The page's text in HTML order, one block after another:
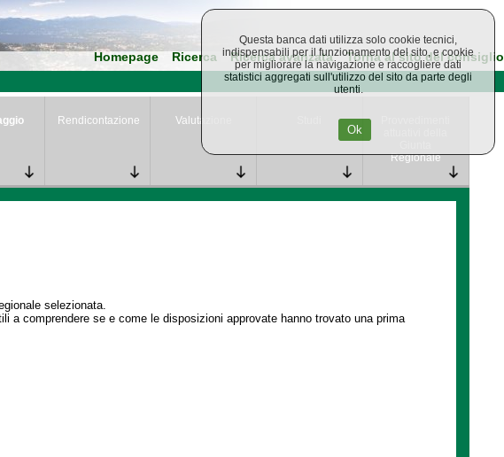
Homepage Ricerca Ricerca avanzata Torna al sito del consiglio
Rendicontazione Valutazione
Regionale
selezionata.
a comprendere se e come le disposizioni approvate hanno trovato una prima
Questa banca dati utilizza solo cookie tecnici,
indispensabili per il funzionamento del sito, e cookie
per migliorare la navigazione e raccogliere dati
statistici aggregati sull'utilizzo del sito da parte degli
utenti.
Ok